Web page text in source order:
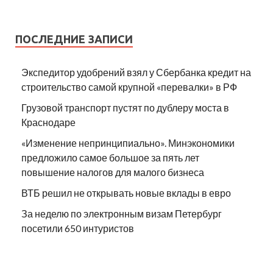
ПОСЛЕДНИЕ ЗАПИСИ
Экспедитор удобрений взял у Сбербанка кредит на
строительство самой крупной «перевалки» в РФ
Грузовой транспорт пустят по дублеру моста в
Краснодаре
«Изменение непринципиально». Минэкономики
предложило самое большое за пять лет
повышение налогов для малого бизнеса
ВТБ решил не открывать новые вклады в евро
За неделю по электронным визам Петербург
посетили 650 интуристов